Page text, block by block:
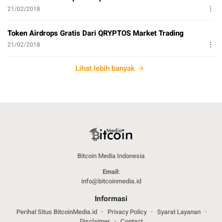
21/02/2018
Token Airdrops Gratis Dari QRYPTOS Market Trading
21/02/2018
Lihat lebih banyak
Bitcoin Media Indonesia
Email:
info@bitcoinmedia.id
Informasi
Perihal Situs BitcoinMedia.id Privacy Policy
Syarat Layanan